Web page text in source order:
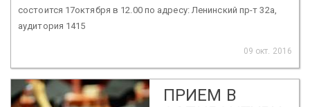
состоится 17октября в 12.00 по адресу: Ленинский пр-т 32а,
аудитория 1415
09 окт. 2016
ПРИЕМ В